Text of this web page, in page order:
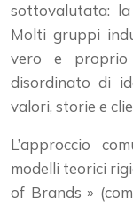
sottovalutata:
Molti gruppi
vero e
disordinato di
valori, storie e
L’approccio
modelli teorici
of Brands »